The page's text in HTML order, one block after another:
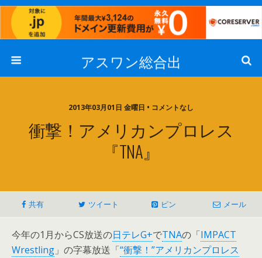
アスワン総合出
2013年03月01日 金曜日 • コメントなし
衝撃！アメリカンプロレス
『TNA』
共有 ツイート ピン メール
今年の1月からCS放送の日テレG+でTNAの「IMPACT
Wrestling 」の字幕放送「“衝撃！”アメリカンプロレス